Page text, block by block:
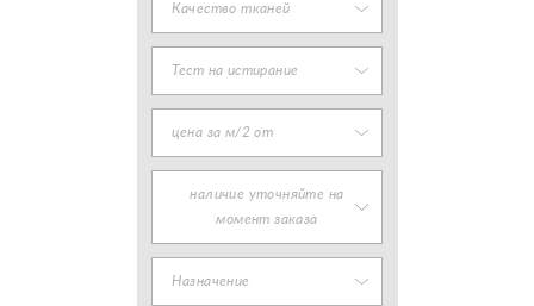
Качество тканей
Тест на истирание
цена за м/2 от
наличие уточняйте на
момент заказа
Назначение